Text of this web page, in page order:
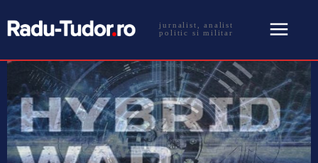
jurnalist, analist
politic si militar